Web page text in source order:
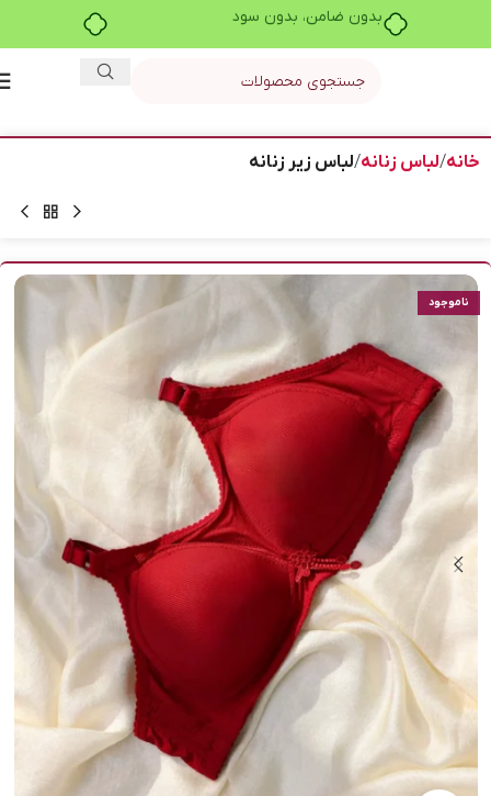
بدون ضامن، بدون سود
خانه لباس زنانه لباس زیر زنانه
ناموجود